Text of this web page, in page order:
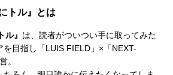
トル』とは
ル』 は、読者がついつい手に取ってみた
を目指し「LUIS FIELD」×「NEXT-
。